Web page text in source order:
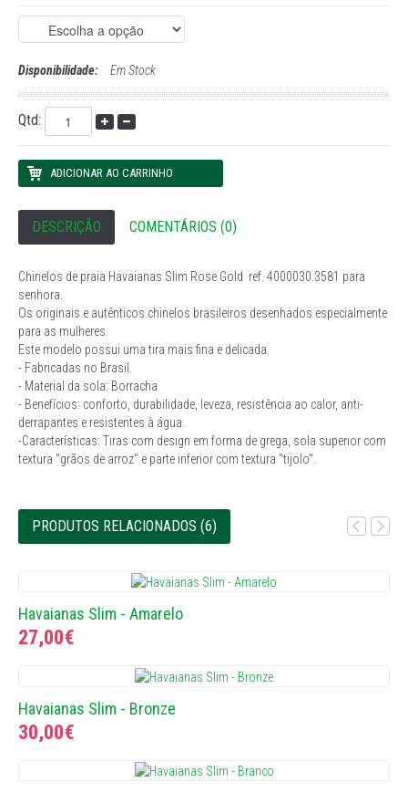
Disponibilidade: Em Stock
Qtd:
DESCRIÇÃO COMENTÁRIOS (0)
Chinelos de praia Havaianas Slim Rose Gold ref. 4000030.3581 para
senhora.
Os originais e autênticos chinelos brasileiros desenhados especialmente
para as mulheres.
Este modelo possui uma tira mais fina e delicada.
- Fabricadas no Brasil.
- Material da sola: Borracha
- Benefícios: conforto, durabilidade, leveza, resistência ao calor, anti-
derrapantes e resistentes à água.
-Características: Tiras com design em forma de grega, sola superior com
textura "grãos de arroz" e parte inferior com textura "tijolo".
PRODUTOS RELACIONADOS (6)
Havaianas Slim - Amarelo
27,00€
Havaianas Slim - Bronze
30,00€